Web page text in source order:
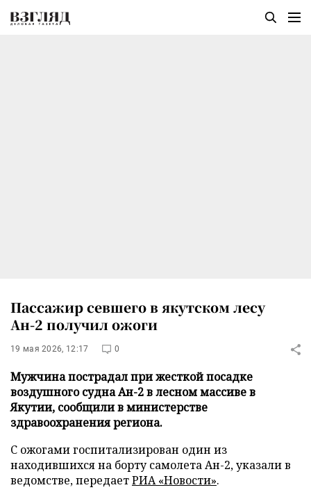
Пассажир севшего в якутском лесу
Ан-2 получил ожоги
19 мая 2026, 12:17 0
Мужчина пострадал при жесткой посадке
воздушного судна Ан-2 в лесном массиве в
Якутии, сообщили в министерстве
здравоохранения региона.
С ожогами госпитализирован один из
находившихся на борту самолета Ан-2, указали в
ведомстве, передаетРИА «Новости».